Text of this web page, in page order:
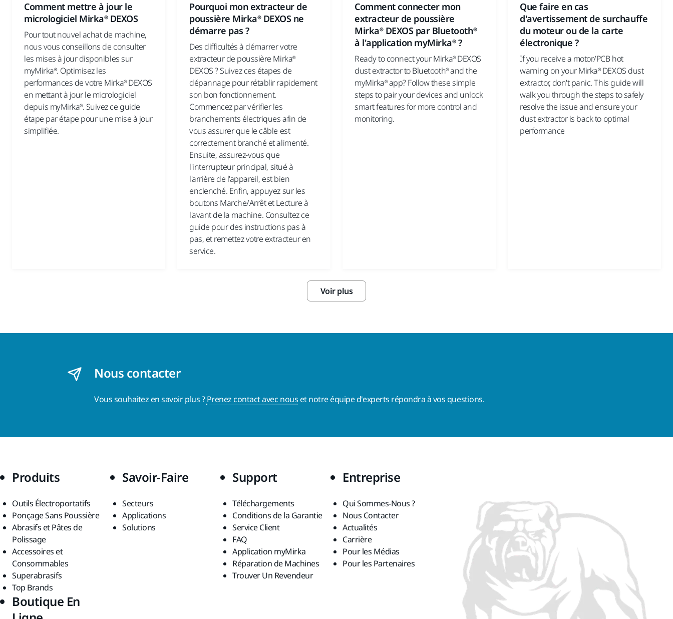
Comment mettre à jour le
micrologiciel Mirka® DEXOS
Pour tout nouvel achat de machine,
nous vous conseillons de consulter
les mises à jour disponibles sur
myMirka®. Optimisez les
performances de votre Mirka® DEXOS
en mettant à jour le micrologiciel
depuis myMirka®. Suivez ce guide
étape par étape pour une mise à jour
simplifiée.
Pourquoi mon extracteur de
poussière Mirka® DEXOS ne
démarre pas ?
Des difficultés à démarrer votre
extracteur de poussière Mirka®
DEXOS ? Suivez ces étapes de
dépannage pour rétablir rapidement
son bon fonctionnement.
Commencez par vérifier les
branchements électriques afin de
vous assurer que le câble est
correctement branché et alimenté.
Ensuite, assurez-vous que
l'interrupteur principal, situé à
l'arrière de l'appareil, est bien
enclenché. Enfin, appuyez sur les
boutons Marche/Arrêt et Lecture à
l'avant de la machine. Consultez ce
guide pour des instructions pas à
pas, et remettez votre extracteur en
service.
Comment connecter mon
extracteur de poussière
Mirka® DEXOS par Bluetooth®
à l'application myMirka® ?
Ready to connect your Mirka® DEXOS
dust extractor to Bluetooth® and the
myMirka® app? Follow these simple
steps to pair your devices and unlock
smart features for more control and
monitoring.
Que faire en cas
d'avertissement de surchauffe
du moteur ou de la carte
électronique ?
If you receive a motor/PCB hot
warning on your Mirka® DEXOS dust
extractor, don't panic. This guide will
walk you through the steps to safely
resolve the issue and ensure your
dust extractor is back to optimal
performance
Voir plus
Nous contacter
Vous souhaitez en savoir plus ?Prenez contact avec nous et notre équipe d'experts répondra à vos questions.
Produits
Outils Électroportatifs
Ponçage Sans Poussière
Abrasifs et Pâtes de
Polissage
Accessoires et
Consommables
Superabrasifs
Top Brands
Savoir-Faire
Secteurs
Applications
Solutions
Support
Téléchargements
Conditions de la Garantie
Service Client
FAQ
Application myMirka
Réparation de Machines
Trouver Un Revendeur
Entreprise
Qui Sommes-Nous ?
Nous Contacter
Actualités
Carrière
Pour les Médias
Pour les Partenaires
Boutique En